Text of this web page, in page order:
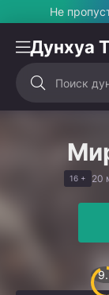
Не
Дунхуа
16 + 20